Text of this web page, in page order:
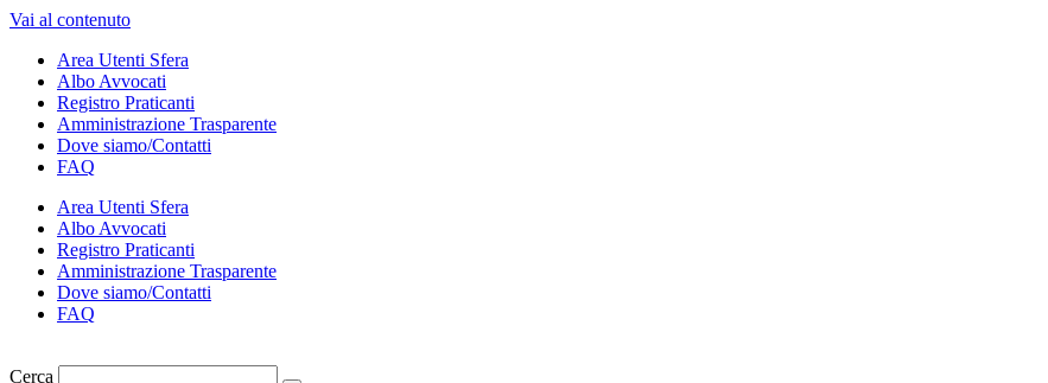
Vai al contenuto
Area Utenti Sfera
Albo Avvocati
Registro Praticanti
Amministrazione Trasparente
Dove siamo/Contatti
FAQ
Area Utenti Sfera
Albo Avvocati
Registro Praticanti
Amministrazione Trasparente
Dove siamo/Contatti
FAQ
Cerca